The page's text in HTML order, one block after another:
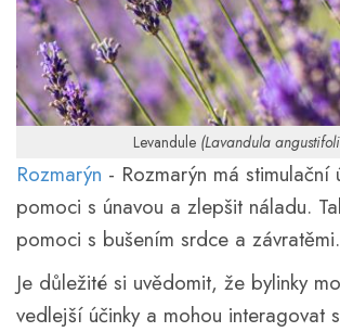
Levandule (Lavandula
Rozmarýn - Rozmarýn má stimulační
pomoci s únavou a zlepšit náladu.
pomoci s bušením srdce a závratěmi.
Je důležité si uvědomit, že bylinky
vedlejší účinky a mohou interagovat